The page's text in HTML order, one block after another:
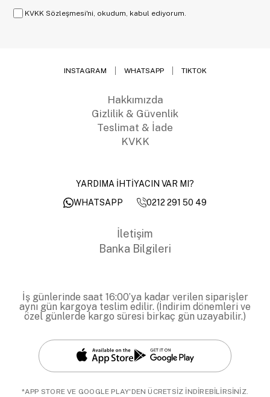
KVKK Sözleşmesi'ni, okudum, kabul ediyorum.
INSTAGRAM WHATSAPP TIKTOK
Hakkımızda
Gizlilik & Güvenlik
Teslimat & İade
KVKK
YARDIMA İHTİYACIN VAR MI?
WHATSAPP
0212 291 50 49
İletişim
Banka Bilgileri
İş günlerinde saat 16:00’ya kadar verilen siparişler
aynı gün kargoya teslim edilir. (İndirim dönemleri ve
özel günlerde kargo süresi birkaç gün uzayabilir.)
*APP STORE VE GOOGLE PLAY'DEN ÜCRETSİZ İNDİREBİLİRSİNİZ.